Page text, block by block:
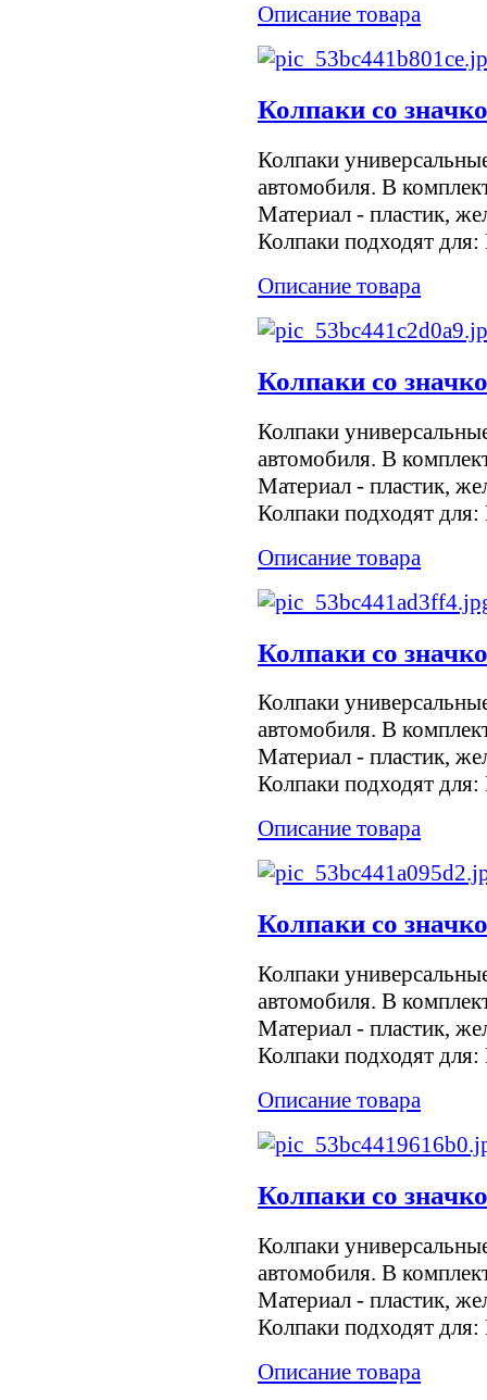
Описание товара
Колпаки со
Колпаки
автомобиля. В
Материал - пластик,
Колпаки подходят
Описание товара
Колпаки со
Колпаки
автомобиля. В
Материал - пластик,
Колпаки подходят
Описание товара
Колпаки со
Колпаки
автомобиля. В
Материал - пластик,
Колпаки подходят
Описание товара
Колпаки со
Колпаки
автомобиля. В
Материал - пластик,
Колпаки подходят
Описание товара
Колпаки со
Колпаки
автомобиля. В
Материал - пластик,
Колпаки подходят
Описание товара